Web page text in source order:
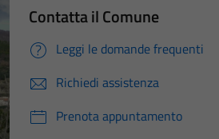
Contatta il Comune
Leggi le domande frequenti
Richiedi assistenza
Prenota appuntamento